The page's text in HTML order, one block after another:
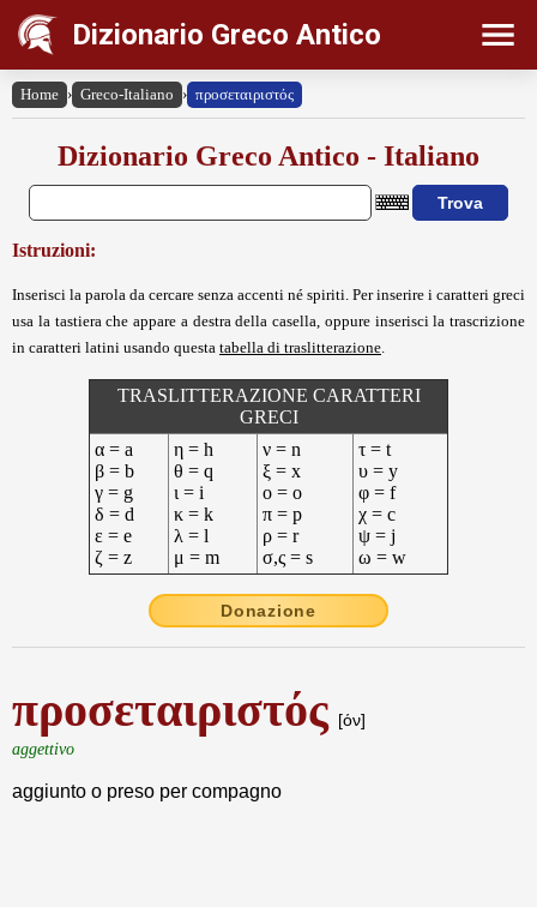
Dizionario Greco Antico
Home › Greco-Italiano › προσεταιριστός
Dizionario Greco Antico - Italiano
Istruzioni:
Inserisci la parola da cercare senza accenti né spiriti. Per inserire i caratteri greci
usa la tastiera che appare a destra della casella, oppure inserisci la trascrizione
in caratteri latini usando questa tabella di traslitterazione
TRASLITTERAZIONE CARATTERI
GRECI
α = a
β = b
γ = g
δ = d
ε = e
ζ = z
η = h
θ = q
ι = i
κ = k
λ = l
μ = m
ν = n
ξ = x
ο = o
π = p
ρ = r
σ,ς = s
τ = t
υ = y
φ = f
χ = c
ψ = j
ω = w
Donazione
προσεταιριστός [όν]
aggettivo
aggiunto o preso per compagno